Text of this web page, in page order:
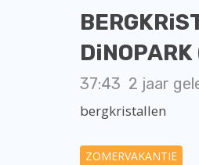
37:43 2 jaar
bergkristallen
ZOMERVAKANTIE